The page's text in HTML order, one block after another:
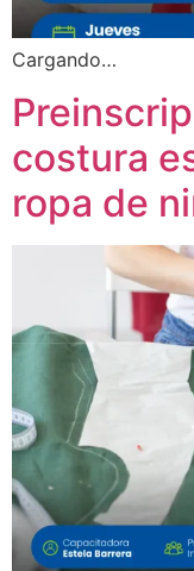
Cargando…
costura
ropa de